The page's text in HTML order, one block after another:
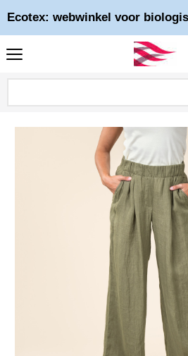
Ecotex: webwinkel voor